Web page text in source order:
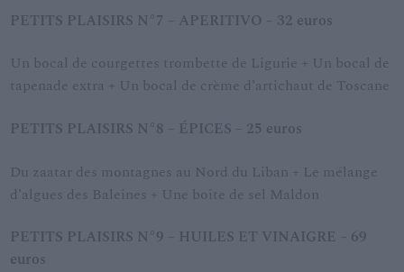
PETITS PLAISIRS N°7 – APERITIVO – 32 euros
Un bocal de courgettes trombette de Ligurie + Un bocal de
tapenade extra + Un bocal de crème d’artichaut de Toscane
PETITS PLAISIRS N°8 – ÉPICES – 25 euros
Du zaatar des montagnes au Nord du Liban + Le mélange
d’algues des Baleines + Une boite de sel Maldon
PETITS PLAISIRS N°9 – HUILES ET VINAIGRE – 69
euros